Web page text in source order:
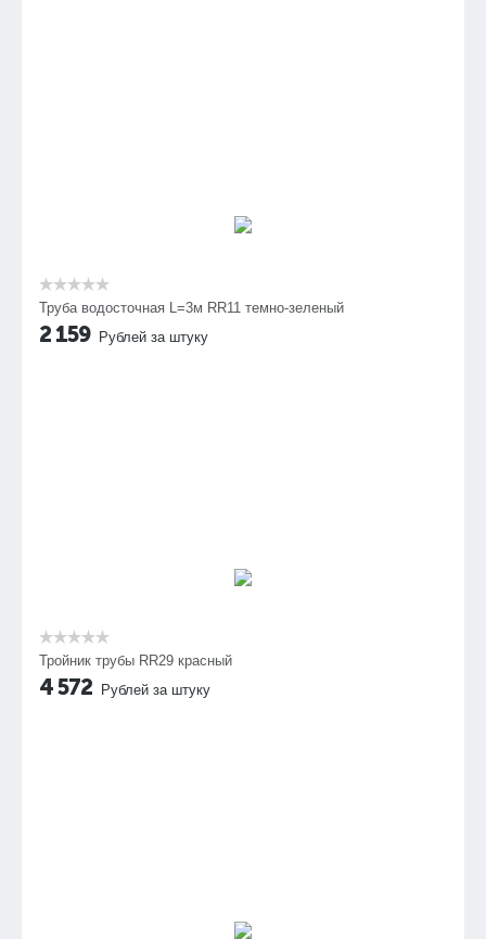
Труба водосточная L=3м RR11 темно-зеленый
2 159 Рублей за штуку
Тройник трубы RR29 красный
4 572 Рублей за штуку